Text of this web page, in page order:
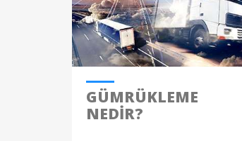
GÜMRÜKLEME
NEDIR?